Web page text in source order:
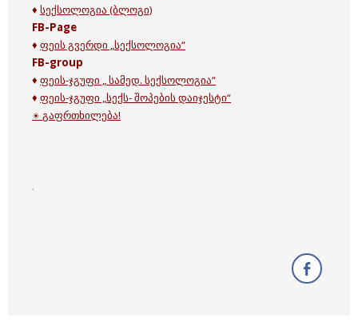
♦ სექსოლოგია (ბლოგი)
FB-Page
♦ ფეის გვერდი „სექსოლოგია“
FB-group
♦ ფეის-ჯგუფი „ სამედ. სექსოლოგია“
♦ ფეის-ჯგუფი „სექს- შოპების დაიჯესტი“
☀ გაფრთხილება!
.